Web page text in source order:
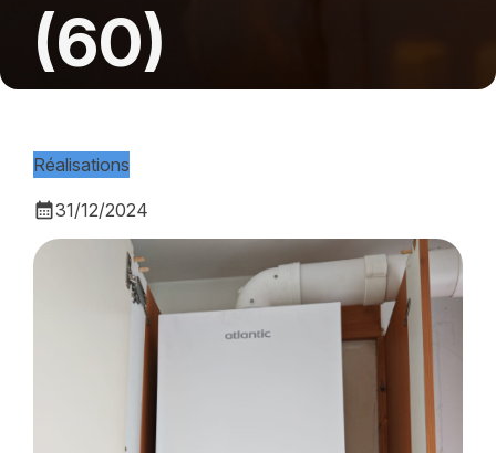
(60)
Réalisations
calendar_month31/12/2024